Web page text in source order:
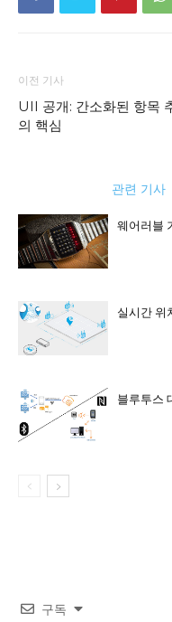
이전 기사
UII 공개: 간소화된 항목
의 핵심
관련 기사
웨어러블
실시간 위
블루투스
구독